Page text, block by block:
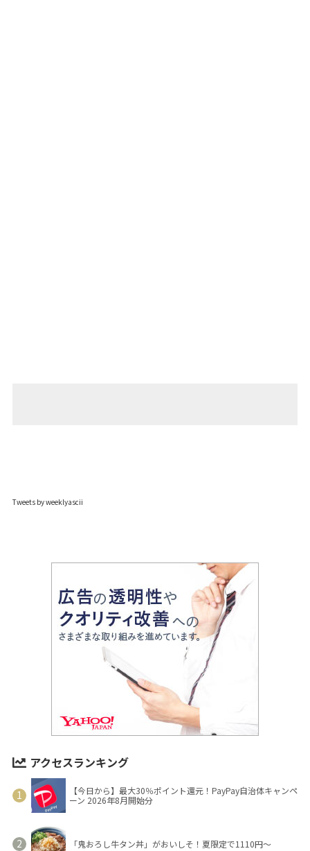
Tweets by weeklyascii
アクセスランキング
【今日から】最大30％ポイント還元！PayPay自治体キャンペ
ーン 2026年8月開始分
「鬼おろし牛タン丼」がおいしそ！夏限定で1110円～